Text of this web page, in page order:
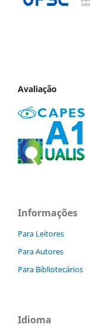
Avaliação
Informações
Para Leitores
Para Autores
Para Bibliotecários
Idioma